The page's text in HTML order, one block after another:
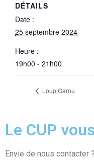
DÉTAILS
Date :
25 septembre 2024
Heure :
19h00 - 21h00
Loup Garou
Le CUP
Envie de nous contacter